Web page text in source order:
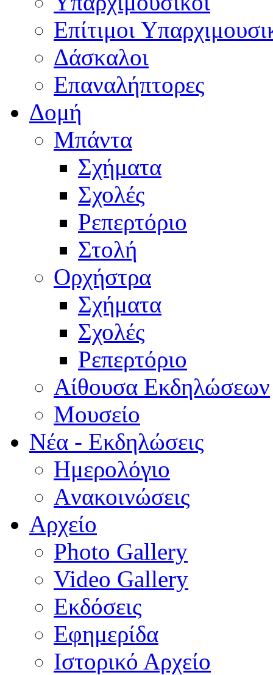
Επίτιμοι
Δάσκαλοι
Επαναλήπτορες
Δομή
Μπάντα
Σχήματα
Σχολές
Ρεπερτόριο
Στολή
Ορχήστρα
Σχήματα
Σχολές
Ρεπερτόριο
Aίθουσα Εκδηλώσεων
Μουσείο
Νέα - Εκδηλώσεις
Ημερολόγιο
Aνακοινώσεις
Αρχείο
Photo Gallery
Video Gallery
Εκδόσεις
Εφημερίδα
Ιστορικό Αρχείο